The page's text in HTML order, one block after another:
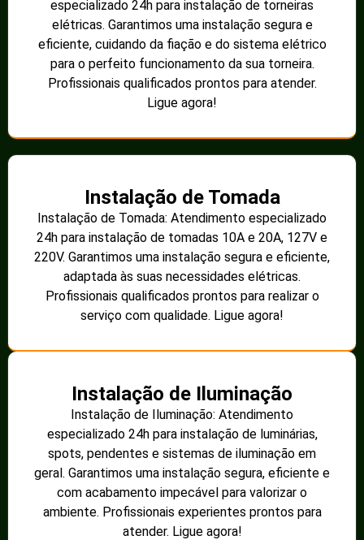
especializado 24h para instalação de torneiras
elétricas. Garantimos uma instalação segura e
eficiente, cuidando da fiação e do sistema elétrico
para o perfeito funcionamento da sua torneira.
Profissionais qualificados prontos para atender.
Ligue agora!
Instalação de Tomada
Instalação de Tomada: Atendimento especializado
24h para instalação de tomadas 10A e 20A, 127V e
220V. Garantimos uma instalação segura e eficiente,
adaptada às suas necessidades elétricas.
Profissionais qualificados prontos para realizar o
serviço com qualidade. Ligue agora!
Instalação de Iluminação
Instalação de Iluminação: Atendimento
especializado 24h para instalação de luminárias,
spots, pendentes e sistemas de iluminação em
geral. Garantimos uma instalação segura, eficiente e
com acabamento impecável para valorizar o
ambiente. Profissionais experientes prontos para
atender. Ligue agora!